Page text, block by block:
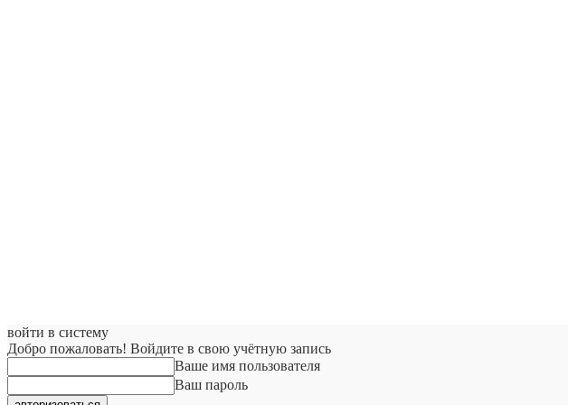
войти в систему
Добро пожаловать! Войдите в свою учётную запись
Ваше имя пользователя
Ваш пароль